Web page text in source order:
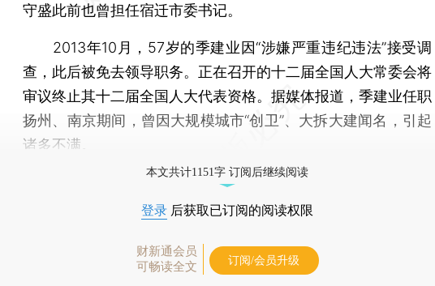
守盛此前也曾担任宿迁市委书记。
2013年10月，57岁的季建业因“涉嫌严重违纪违法”接受调
查，此后被免去领导职务。正在召开的十二届全国人大常委会将
审议终止其十二届全国人大代表资格。据媒体报道，季建业任职
扬州、南京期间，曾因大规模城市“创卫”、大拆大建闻名，引起
诸多不满。
本文共计1151字 订阅后继续阅读
登录 后获取已订阅的阅读权限
财新通会员
可畅读全文
订阅/会员升级